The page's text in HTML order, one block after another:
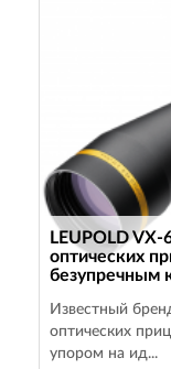
LEUPOLD
оптических
безупречным
Известный
оптических
упором на ид...